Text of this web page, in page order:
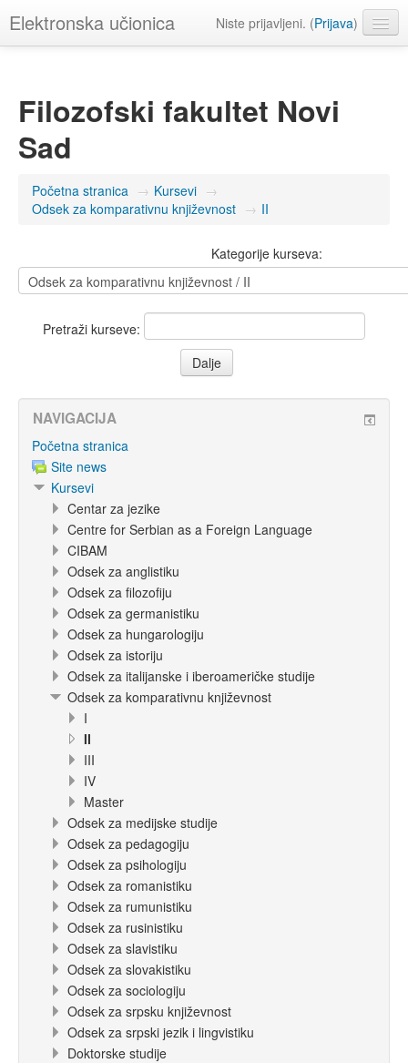
Elektronska učionica Niste prijavljeni. (Prijava)
Filozofski fakultet Novi
Sad
Početna stranica → Kursevi →
Odsek za komparativnu književnost → II
Kategorije kurseva:
Pretraži kurseve:
NAVIGACIJA
Početna stranica
Site news
Kursevi
Centar za jezike
Centre for Serbian as a Foreign Language
CIBAM
Odsek za anglistiku
Odsek za filozofiju
Odsek za germanistiku
Odsek za hungarologiju
Odsek za istoriju
Odsek za italijanske i iberoameričke studije
Odsek za komparativnu književnost
I
II
III
IV
Master
Odsek za medijske studije
Odsek za pedagogiju
Odsek za psihologiju
Odsek za romanistiku
Odsek za rumunistiku
Odsek za rusinistiku
Odsek za slavistiku
Odsek za slovakistiku
Odsek za sociologiju
Odsek za srpsku književnost
Odsek za srpski jezik i lingvistiku
Doktorske studije